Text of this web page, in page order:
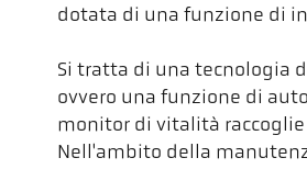
dotata di una funzione di
Si tratta di una tecnologia
ovvero una funzione di
monitor di vitalità
Nell'ambito della